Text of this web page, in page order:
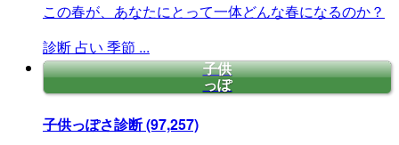
この春が、あなたにとって一体どんな春になるのか？
診断 占い 季節 ...
子供
っぽ
子供っぽさ診断(97,257)